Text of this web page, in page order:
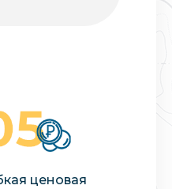
ценовая